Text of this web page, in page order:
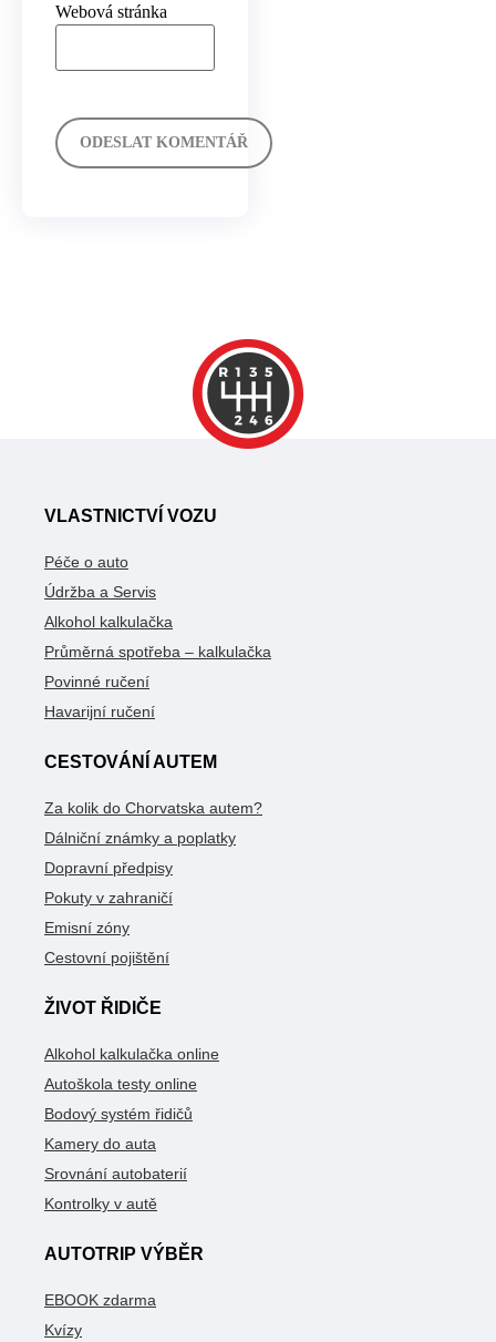
Webová stránka
VLASTNICTVÍ VOZU
Péče o auto
Údržba a Servis
Alkohol kalkulačka
Průměrná spotřeba – kalkulačka
Povinné ručení
Havarijní ručení
CESTOVÁNÍ AUTEM
Za kolik do Chorvatska autem?
Dálniční známky a poplatky
Dopravní předpisy
Pokuty v zahraničí
Emisní zóny
Cestovní pojištění
ŽIVOT ŘIDIČE
Alkohol kalkulačka online
Autoškola testy online
Bodový systém řidičů
Kamery do auta
Srovnání autobaterií
Kontrolky v autě
AUTOTRIP VÝBĚR
EBOOK zdarma
Kvízy